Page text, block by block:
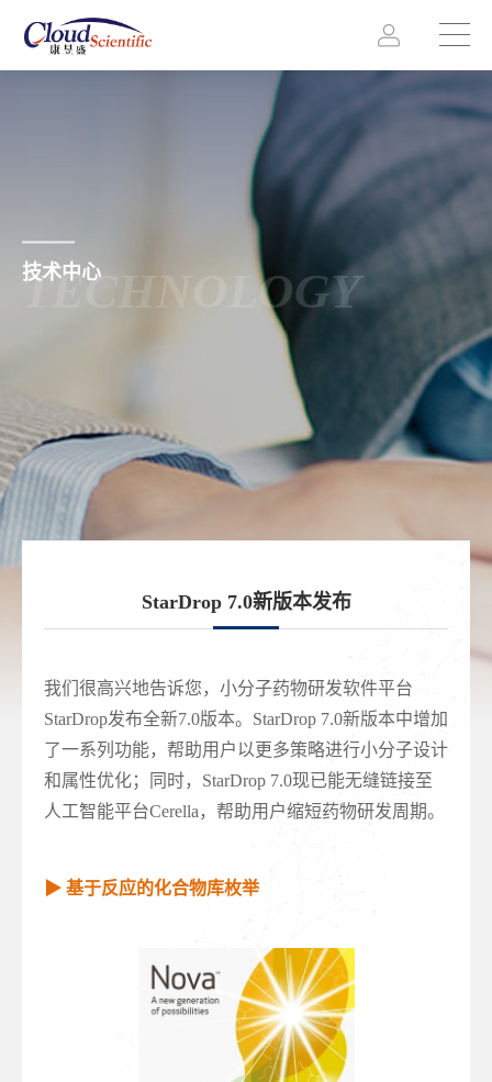
技术中心
TECHNOLOGY
StarDrop 7.0新版本发布
我们很高兴地告诉您，小分子药物研发软件平台
StarDrop发布全新7.0版本。StarDrop 7.0新版本中增加
了一系列功能，帮助用户以更多策略进行小分子设计
和属性优化；同时，StarDrop 7.0现已能无缝链接至
人工智能平台Cerella，帮助用户缩短药物研发周期。
▶ 基于反应的化合物库枚举